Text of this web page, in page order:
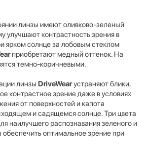
линзы имеют оливково-зеленый
улучшают контрастность зрения в
ярком солнце за лобовым стеклом
приобретают медный оттенок. На
темно-коричневыми.
линзы DriveWearустраняют блики,
контрастное зрение даже в условиях
от поверхностей и капота
и садящемся солнце. Три цвета
наилучшего распознавания зеленого и
обеспечить оптимальное зрение при